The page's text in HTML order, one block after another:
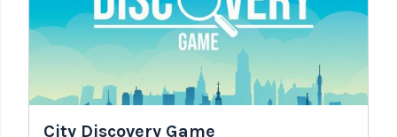
City Discovery Game